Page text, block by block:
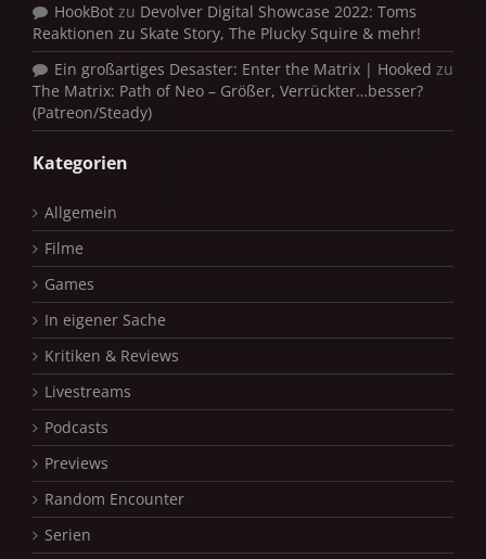
HookBot zu Devolver Digital Showcase 2022: Toms
Reaktionen zu Skate Story, The Plucky Squire & mehr!
Ein großartiges Desaster: Enter the Matrix | Hooked zu
The Matrix: Path of Neo – Größer, Verrückter…besser?
(Patreon/Steady)
Kategorien
Allgemein
Filme
Games
In eigener Sache
Kritiken & Reviews
Livestreams
Podcasts
Previews
Random Encounter
Serien